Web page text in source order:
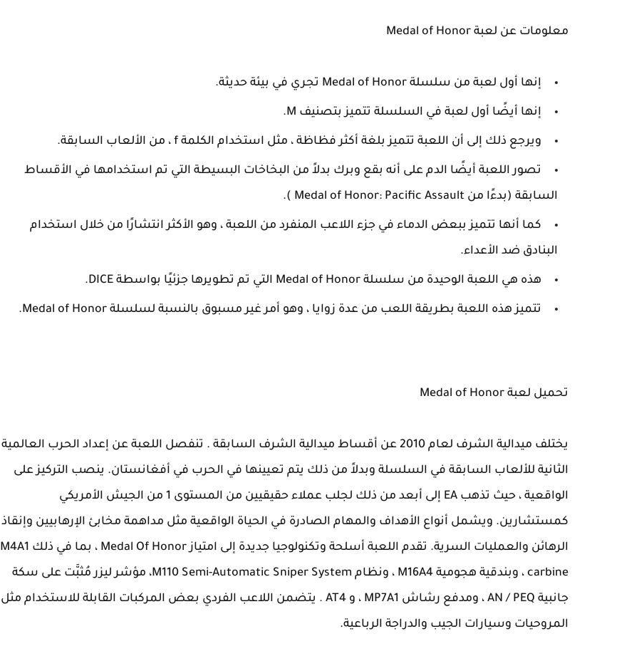
معلومات عن لعبة Medal of Honor
إنها أول لعبة من سلسلة Medal of Honor تجري في بيئة حديثة.
إنها أيضًا أول لعبة في السلسلة تتميز بتصنيف M.
ويرجع ذلك إلى أن اللعبة تتميز بلغة أكثر فظاظة ، مثل استخدام الكلمة f ، من الألعاب السابقة.
تصور اللعبة أيضًا الدم على أنه بقع وبرك بدلاً من البخاخات البسيطة التي تم استخدامها في الأقساط
السابقة (بدءًا من Medal of Honor: Pacific Assault ).
كما أنها تتميز ببعض الدماء في جزء اللاعب المنفرد من اللعبة ، وهو الأكثر انتشارًا من خلال استخدام
البنادق ضد الأعداء.
هذه هي اللعبة الوحيدة من سلسلة Medal of Honor التي تم تطويرها جزئيًا بواسطة DICE.
تتميز هذه اللعبة بطريقة اللعب من عدة زوايا ، وهو أمر غير مسبوق بالنسبة لسلسلة Medal of Honor.
تحميل لعبة Medal of Honor
يختلف ميدالية الشرف لعام 2010 عن أقساط ميدالية الشرف السابقة . تنفصل اللعبة عن إعداد الحرب العالمية
الثانية للألعاب السابقة في السلسلة وبدلاً من ذلك يتم تعيينها في الحرب في أفغانستان. ينصب التركيز على
الواقعية ، حيث تذهب EA إلى أبعد من ذلك لجلب عملاء حقيقيين من المستوى 1 من الجيش الأمريكي
كمستشارين. ويشمل أنواع الأهداف والمهام الصادرة في الحياة الواقعية مثل مداهمة مخابئ الإرهابيين وإنقاذ
الرهائن والعمليات السرية. تقدم اللعبة أسلحة وتكنولوجيا جديدة إلى امتياز Medal Of Honor ، بما في ذلك M4A1
carbine ، وبندقية هجومية M16A4 ، ونظام M110 Semi-Automatic Sniper System، مؤشر ليزر مُثبَّت على سكة
جانبية AN / PEQ ، ومدفع رشاش MP7A1 ، و AT4 . يتضمن اللاعب الفردي بعض المركبات القابلة للاستخدام مثل
المروحيات وسيارات الجيب والدراجة الرباعية.